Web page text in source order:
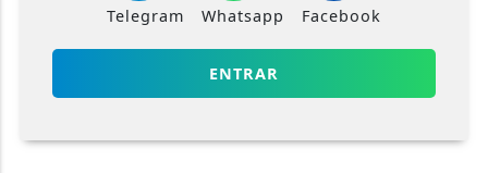
Telegram Whatsapp Facebook
ENTRAR